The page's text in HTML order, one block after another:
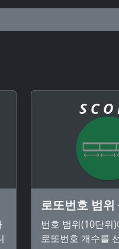
S C O
로또번호 범위
번호 범위(10단위
로또번호 개수를